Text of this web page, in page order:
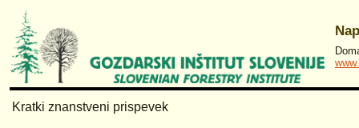
Kratki znanstveni prispevek